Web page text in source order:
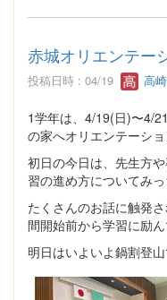
赤城オリエンテー
投稿日時 : 04/19 高
1学年は、4/19(日)〜4/
の家へオリエンテーシ
初日の今日は、先生方
習の進め方についてみ
たくさんのお話に触発
間開始前から学習に励
明日はいよいよ鍋割登山